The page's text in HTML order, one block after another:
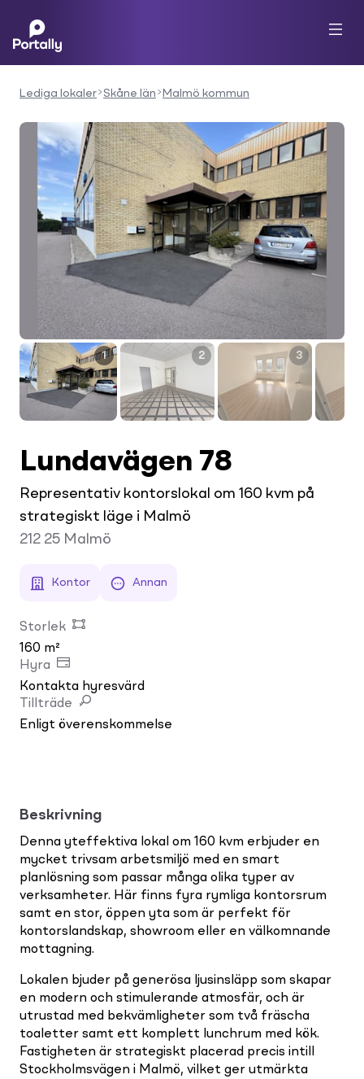
Lediga lokaler Skåne län Malmö kommun
1 2 3
Lundavägen 78
Representativ kontorslokal om 160 kvm på
strategiskt läge i Malmö
212 25 Malmö
Kontor Annan
Storlek
160 m²
Hyra
Kontakta hyresvärd
Tillträde
Enligt överenskommelse
Beskrivning
Denna yteffektiva lokal om 160 kvm erbjuder en
mycket trivsam arbetsmiljö med en smart
planlösning som passar många olika typer av
verksamheter. Här finns fyra rymliga kontorsrum
samt en stor, öppen yta som är perfekt för
kontorslandskap, showroom eller en välkomnande
mottagning.
Lokalen bjuder på generösa ljusinsläpp som skapar
en modern och stimulerande atmosfär, och är
utrustad med bekvämligheter som två fräscha
toaletter samt ett komplett lunchrum med kök.
Fastigheten är strategiskt placerad precis intill
Stockholmsvägen i Malmö, vilket ger utmärkta